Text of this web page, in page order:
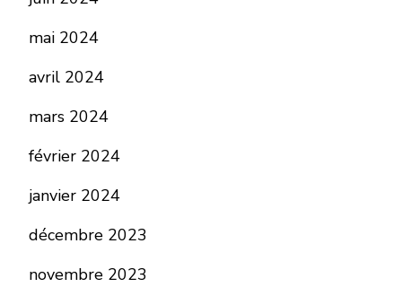
mai 2024
avril 2024
mars 2024
février 2024
janvier 2024
décembre 2023
novembre 2023